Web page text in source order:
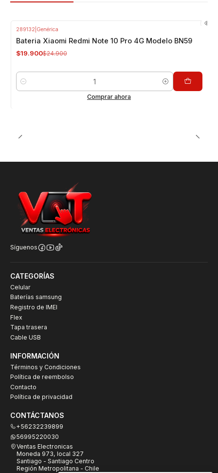
289132 Genérica
Bateria Xiaomi Redmi Note 10 Pro 4G Modelo BN59
$19.900$24.900
Cantidad
Comprar ahora
Síguenos
CATEGORÍAS
Celular
Baterías samsung
Registro de IMEI
Flex
Tapa trasera
Cable USB
INFORMACIÓN
Términos y Condiciones
Política de reembolso
Contacto
Política de privacidad
CONTÁCTANOS
+56232239899
56995220030
Ventas Electronicas
Moneda 973, local 327
Santiago - Santiago Centro
Región Metropolitana - Chile